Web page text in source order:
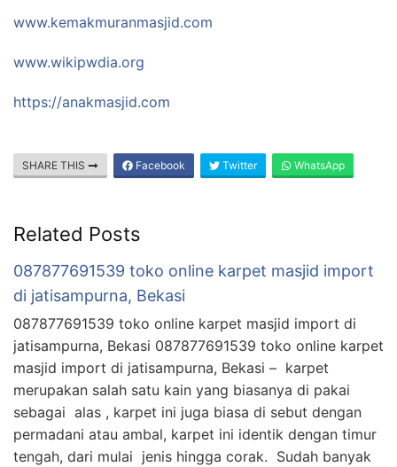
www.kemakmuranmasjid.com
www.wikipwdia.org
https://anakmasjid.com
SHARE THIS Facebook Twitter WhatsApp
Related Posts
087877691539 toko online karpet masjid import
di jatisampurna, Bekasi
087877691539 toko online karpet masjid import di
jatisampurna, Bekasi 087877691539 toko online karpet
masjid import di jatisampurna, Bekasi – karpet
merupakan salah satu kain yang biasanya di pakai
sebagai alas , karpet ini juga biasa di sebut dengan
permadani atau ambal, karpet ini identik dengan timur
tengah, dari mulai jenis hingga corak. Sudah banyak